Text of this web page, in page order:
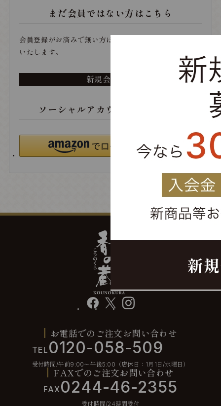
まだ会員ではない方はこちら
会員登録がお済みで無い方は、こちらから登録をお願い
いたします。
新規会員登録
ソーシャルアカウントでログイン
facebook instagram
お電話でのご注文お問い合わせ
TEL 0120-058-509
受付時間/午前9:00〜午後5:00（店休日：1月1日/水曜日）
FAXでのご注文お問い合わせ
FAX0244-46-2355
受付時間/24時間受付